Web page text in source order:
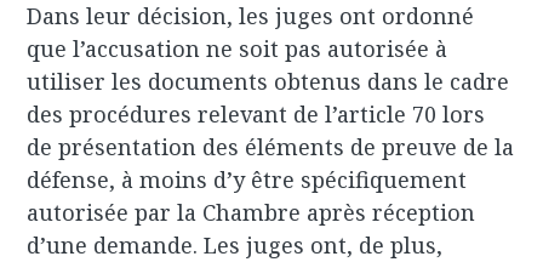
Dans leur décision, les juges ont ordonné
que l’accusation ne soit pas autorisée à
utiliser les documents obtenus dans le cadre
des procédures relevant de l’article 70 lors
de présentation des éléments de preuve de la
défense, à moins d’y être spécifiquement
autorisée par la Chambre après réception
d’une demande. Les juges ont, de plus,